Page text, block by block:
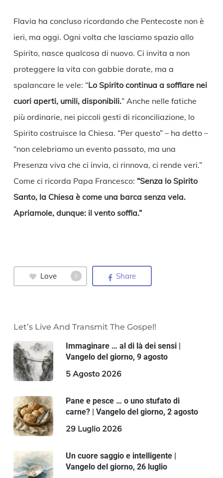
Flavia ha concluso ricordando che Pentecoste non è
ieri, ma oggi. Ogni volta che lasciamo spazio allo
Spirito, nasce qualcosa di nuovo. Ci invita a non
proteggere la vita con gabbie dorate, ma a
spalancare le vele: “Lo Spirito continua a soffiare nei
cuori aperti, umili, disponibili.” Anche nelle fatiche
più ordinarie, nei piccoli gesti di riconciliazione, lo
Spirito costruisce la Chiesa. “Per questo” – ha detto –
“non celebriamo un evento passato, ma una
Presenza viva che ci invia, ci rinnova, ci rende veri.”
Come ci ricorda Papa Francesco: “Senza lo Spirito
Santo, la Chiesa è come una barca senza vela.
Apriamole, dunque: il vento soffia.”
Love 0 Share
Let’s Live And Transmit The Gospel!
Immaginare … al di là dei sensi |
Vangelo del giorno, 9 agosto
5 Agosto 2026
Pane e pesce … o uno stufato di
carne? | Vangelo del giorno, 2 agosto
29 Luglio 2026
Un cuore saggio e intelligente |
Vangelo del giorno, 26 luglio